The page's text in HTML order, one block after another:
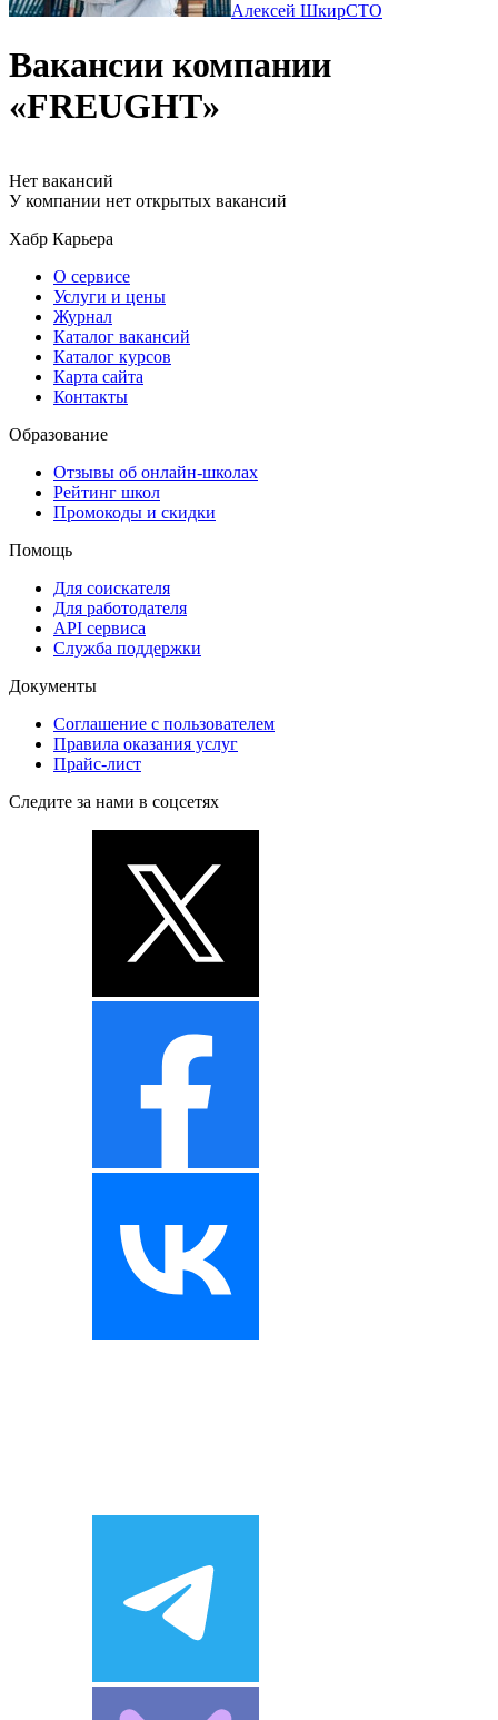
Алексей ШкирCTO
Вакансии компании
«FREUGHT»
Нет вакансий
У компании нет открытых вакансий
Хабр Карьера
О сервисе
Услуги и цены
Журнал
Каталог вакансий
Каталог курсов
Карта сайта
Контакты
Образование
Отзывы об онлайн-школах
Рейтинг школ
Промокоды и скидки
Помощь
Для соискателя
Для работодателя
API сервиса
Служба поддержки
Документы
Соглашение с пользователем
Правила оказания услуг
Прайс-лист
Следите за нами в соцсетях